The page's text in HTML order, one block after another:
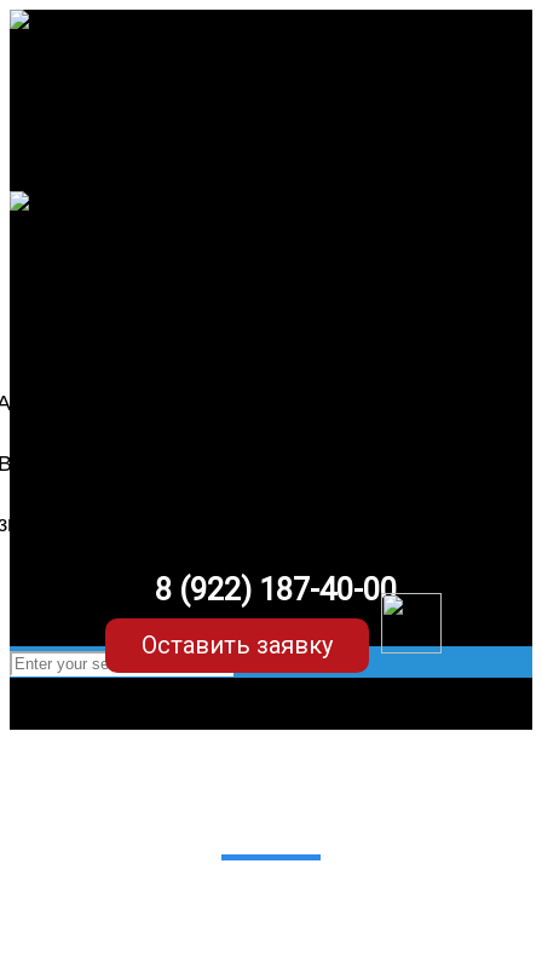
8 (922) 187-40-00
Оставить заявку